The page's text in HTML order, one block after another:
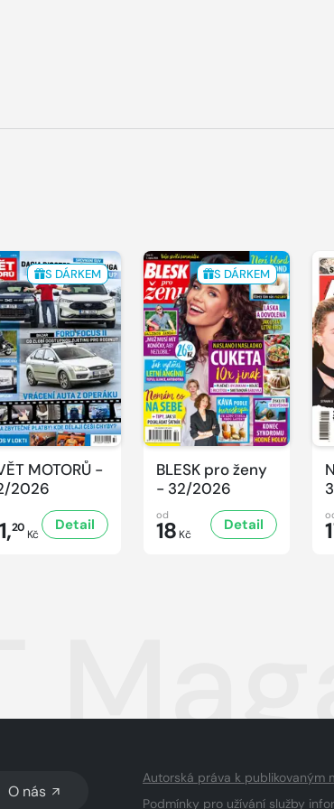
S DÁRKEM
MOTORŮ -
2026
20 Kč
Detail
S DÁRKEM
BLESK pro ženy
- 32/2026
od
18 Kč
Detail
O nás
Autorská práva k publikovaným
Podmínky pro užívání služby